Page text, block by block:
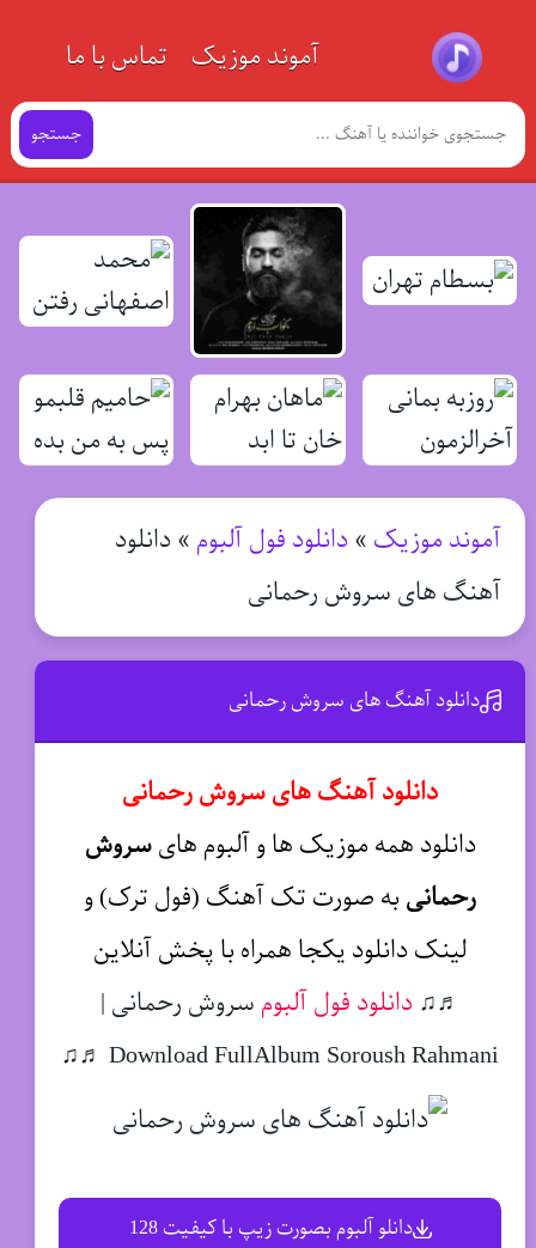
آموند موزیک تماس با ما
جستجو
آموند موزیک »دانلود فول آلبوم »دانلود
آهنگ های سروش رحمانی
دانلود آهنگ های سروش رحمانی
دانلود آهنگ های سروش رحمانی
دانلود همه موزیک ها و آلبوم هایسروش
رحمانی به صورت تک آهنگ (فول ترک) و
لینک دانلود یکجا همراه با پخش آنلاین
♬♫دانلود فول آلبوم سروش رحمانی |
Download FullAlbum Soroush Rahmani ♬♫
دانلو آلبوم بصورت زیپ با کیفیت 128